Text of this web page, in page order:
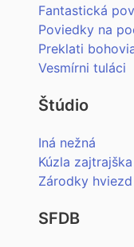
Fantastická
Poviedky na
Preklati
Vesmírni tuláci
Štúdio
Iná nežná
Kúzla zajtrajška
Zárodky hviezd
SFDB